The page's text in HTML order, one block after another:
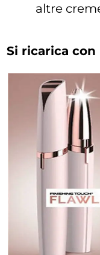
altre
Si ricarica con